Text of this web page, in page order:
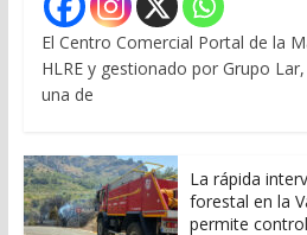
El Centro Comercial Portal de la
HLRE y gestionado por Grupo
una de
La rápida
forestal en la
permite